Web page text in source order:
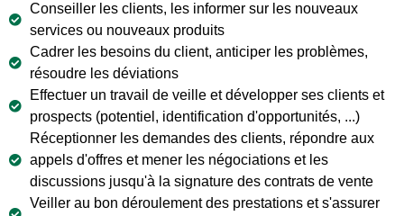
Conseiller les clients, les informer sur les nouveaux
services ou nouveaux produits
Cadrer les besoins du client, anticiper les problèmes,
résoudre les déviations
Effectuer un travail de veille et développer ses clients et
prospects (potentiel, identification d'opportunités, ...)
Réceptionner les demandes des clients, répondre aux
appels d'offres et mener les négociations et les
discussions jusqu'à la signature des contrats de vente
Veiller au bon déroulement des prestations et s'assurer